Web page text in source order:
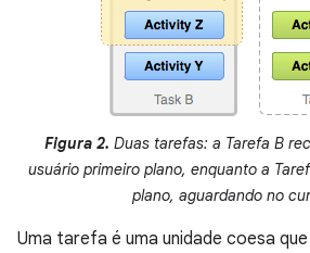
Figura 2. Duas tarefas: a Tarefa B
usuário primeiro plano, enquanto a
plano, aguardando no
Uma tarefa é uma unidade coesa